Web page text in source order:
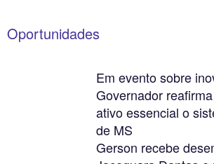
Oportunidades
Em evento sobre
Governador
ativo essencial o
de MS
Gerson recebe